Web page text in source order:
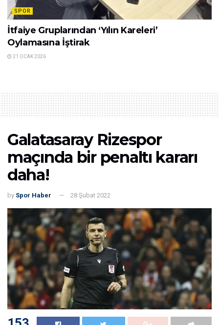
SPOR
İtfaiye Gruplarından ‘Yılın Kareleri’
Oylamasına İştirak
21 OCAK 2026
Galatasaray Rizespor
maçında bir penaltı kararı
daha!
by Spor Haber 28 Şubat 2022